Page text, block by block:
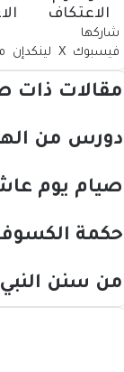
الاعتكاف
شاركها
فيسبوك X لينكدإن
مقالات ذات
دورس من
صيام يوم
حكمة
من سنن النبي